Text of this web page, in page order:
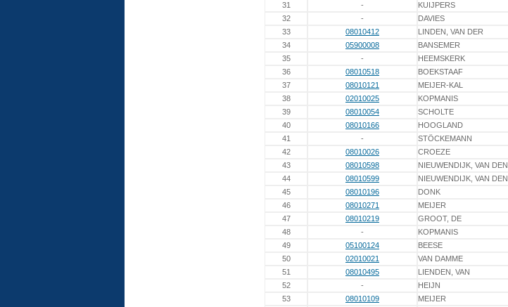
31
- KUIJPERS
32
- DAVIES
33
08010412 LINDEN, VAN DER
34
05900008 BANSEMER
35
- HEEMSKERK
36
08010518 BOEKSTAAF
37
08010121 MEIJER-KAL
38
02010025 KOPMANIS
39
08010054 SCHOLTE
40
08010166 HOOGLAND
41
- STÖCKEMANN
42
08010026 CROEZE
43
08010598 NIEUWENDIJK, VAN DEN
44
08010599 NIEUWENDIJK, VAN DEN
45
08010196 DONK
46
08010271 MEIJER
47
08010219 GROOT, DE
48
- KOPMANIS
49
05100124 BEESE
50
02010021 VAN DAMME
51
08010495 LIENDEN, VAN
52
- HEIJN
53
08010109 MEIJER